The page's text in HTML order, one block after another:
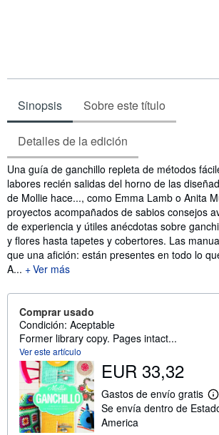
Sinopsis Sobre este título
Detalles de la edición
Sinopsis
Una guía de ganchillo repleta de métodos
labores recién salidas del horno de las
de Mollie hace..., como Emma Lamb o Anita
proyectos acompañados de sabios consejos
de experiencia y útiles anécdotas sobre
y flores hasta tapetes y cobertores. Las
que una afición: están presentes en todo lo
A...
Ver más
Comprar usado
Condición: Aceptable
Former library copy. Pages intact...
Ver este artículo
EUR 33,32
Gastos de envío gratis
M
á
Se envía dentro de
America